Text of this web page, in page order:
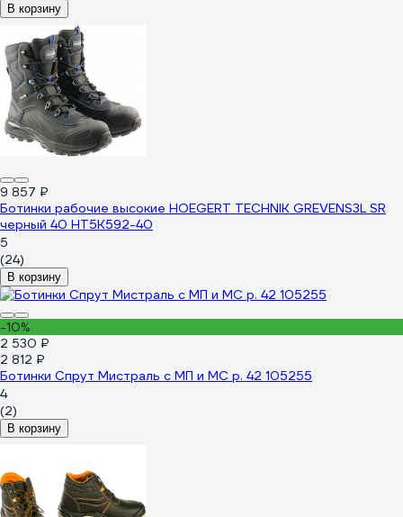
В корзину
9 857 ₽
Ботинки рабочие высокие HOEGERT TECHNIK GREVENS3L SR
черный 40 HT5K592-40
5
(24)
В корзину
-10%
2 530 ₽
2 812 ₽
Ботинки Спрут Мистраль с МП и МС р. 42 105255
4
(2)
В корзину